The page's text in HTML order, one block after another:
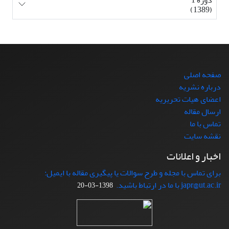
(1389)
صفحه اصلی
درباره نشریه
اعضای هیات تحریریه
ارسال مقاله
تماس با ما
نقشه سایت
اخبار و اعلانات
برای تماس با مجله و طرح سوالات یا پیگیری مقاله با ایمیل:
japr@ut.ac.ir با ما در ارتباط باشید.
1398-03-20